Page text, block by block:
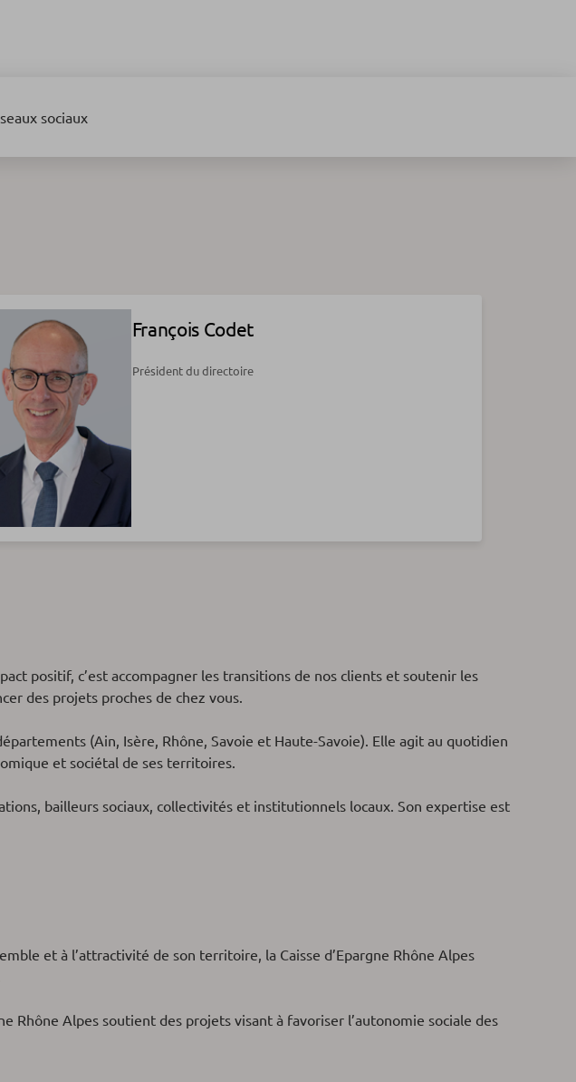
sociaux
François Codet
Président du directoire
positif, c’est accompagner les transitions de nos clients et soutenir les
des projets proches de chez vous.
(Ain, Isère, Rhône, Savoie et Haute-Savoie). Elle agit au quotidien
et sociétal de ses territoires.
bailleurs sociaux, collectivités et institutionnels locaux. Son expertise est
et à l’attractivité de son territoire, la Caisse d’Epargne Rhône Alpes
Rhône Alpes soutient des projets visant à favoriser l’autonomie sociale des